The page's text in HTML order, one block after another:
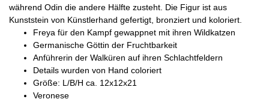
während Odin die andere Hälfte zusteht. Die Figur ist aus
Kunststein von Künstlerhand gefertigt, bronziert und koloriert.
Freya für den Kampf gewappnet mit ihren Wildkatzen
Germanische Göttin der Fruchtbarkeit
Anführerin der Walküren auf ihren Schlachtfeldern
Details wurden von Hand coloriert
Größe: L/B/H ca. 12x12x21
Veronese